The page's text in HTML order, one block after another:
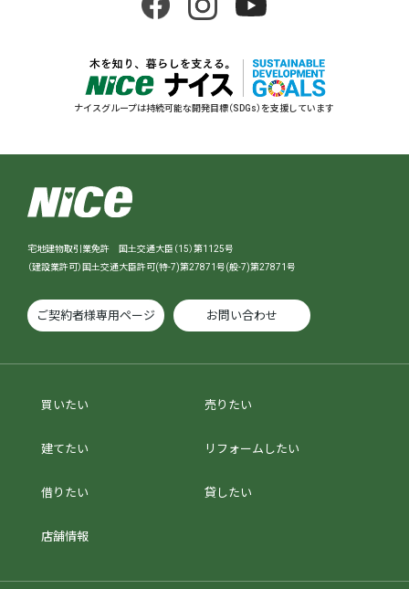
ナイスグループは持続可能な開発目標（SDGs）を支援しています
宅地建物取引業免許 国土交通大臣（15）第1125号
（建設業許可）国土交通大臣許可(特-7)第27871号(般-7)第27871号
ご契約者様専用ページ お問い合わせ
買いたい 売りたい
建てたい リフォームしたい
借りたい 貸したい
店舗情報